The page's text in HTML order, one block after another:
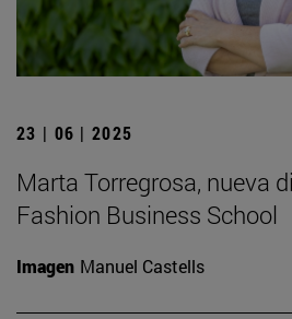
23 | 06 | 2025
Marta Torregrosa, nueva
Fashion Business School
Imagen Manuel Castells